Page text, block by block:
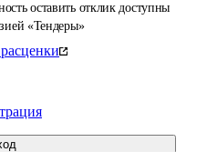
оставить отклик доступны
«Тендеры»